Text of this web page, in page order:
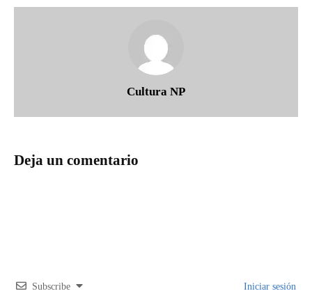
Cultura NP
Deja un comentario
Subscribe Iniciar sesión